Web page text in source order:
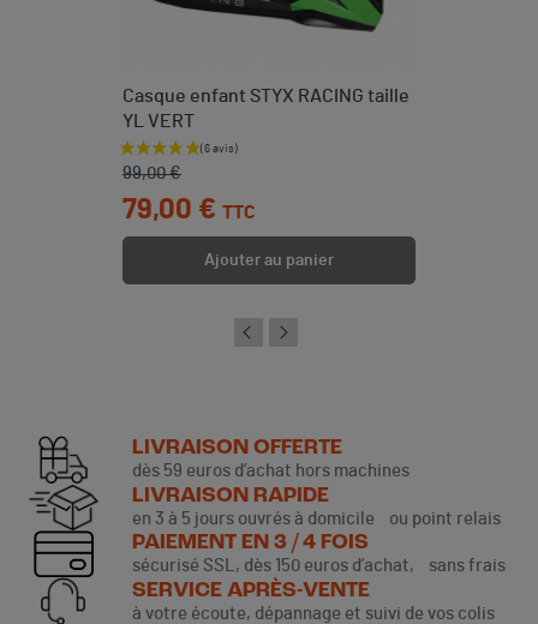
Casque enfant STYX RACING taille
YL VERT
Prix de base
99,00 €
Prix
79,00 € TTC
Ajouter au panier
LIVRAISON OFFERTE
dès 59 euros d’achat hors machines
LIVRAISON RAPIDE
en 3 à 5 jours ouvrés à domicile ou point relais
PAIEMENT EN 3 / 4 FOIS
sécurisé SSL, dès 150 euros d’achat, sans frais
SERVICE APRÈS-VENTE
à votre écoute, dépannage et suivi de vos colis